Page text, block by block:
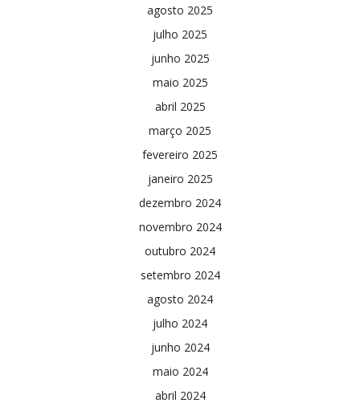
agosto 2025
julho 2025
junho 2025
maio 2025
abril 2025
março 2025
fevereiro 2025
janeiro 2025
dezembro 2024
novembro 2024
outubro 2024
setembro 2024
agosto 2024
julho 2024
junho 2024
maio 2024
abril 2024